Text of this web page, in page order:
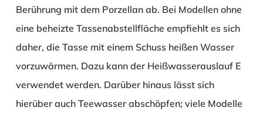
Berührung mit dem Porzellan ab. Bei Modellen ohne
eine beheizte Tassenabstellfläche empfiehlt es sich
daher, die Tasse mit einem Schuss heißen Wasser
vorzuwärmen. Dazu kann der Heißwasserauslauf E
verwendet werden. Darüber hinaus lässt sich
hierüber auch Teewasser abschöpfen; viele Modelle